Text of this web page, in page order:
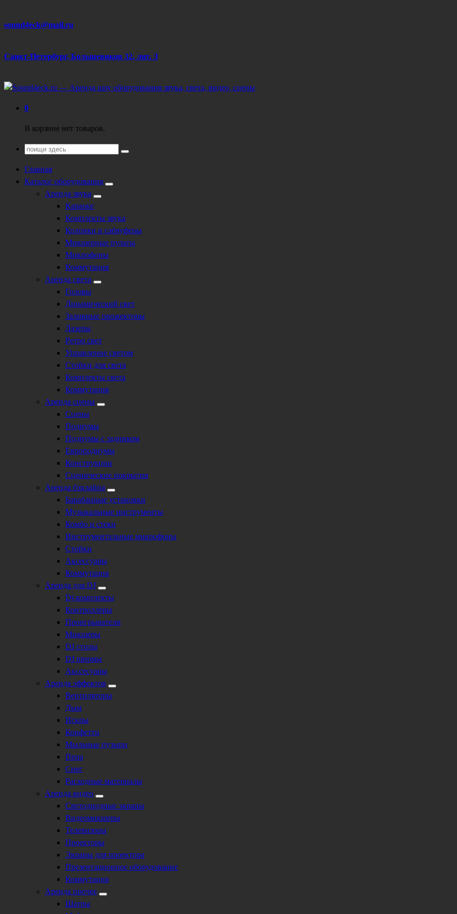
Перейти
sound4eck@mail.ru
Санкт-Петербург, Большевиков 32, лит. З
Техническое обеспечение мероприятий
0
В корзине нет товаров.
Поиск
Главная
Каталог оборудования
Аренда звука
Караоке
Комплекты звука
Колонки и сабвуферы
Микшерные пульты
Микрофоны
Коммутация
Аренда света
Головы
Динамический свет
Заливные прожекторы
Лазеры
Ретро свет
Управление светом
Стойки для света
Комплекты света
Коммутация
Аренда сцены
Сцены
Подиумы
Подиумы с задником
Европодиумы
Конструкции
Сценические покрытия
Аренда бэклайна
Барабанные установки
Музыкальные инструменты
Комбо и стеки
Инструментальные микрофоны
Стойки
Аксессуары
Коммутация
Аренда для DJ
Dj-комплекты
Контроллеры
Проигрыватели
Микшеры
DJ столы
DJ ширмы
Акссесуары
Аренда эффектов
Вентиляторы
Дым
Искры
Конфетти
Мыльные пузыри
Пена
Снег
Расходные материалы
Аренда видео
Светодиодные экраны
Видеомикшеры
Телевизоры
Проекторы
Экраны для проектора
Презентационное оборудование
Коммутация
Аренда прочее
Шатры